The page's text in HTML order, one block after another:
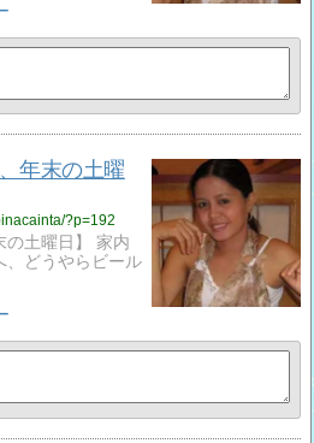
年末の土曜
?p=192
の土曜日】 家内
、どうやらビール